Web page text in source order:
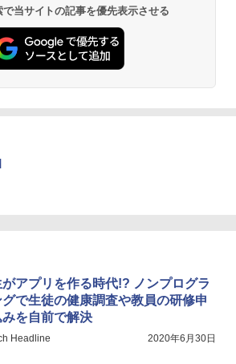
￥2,073
版(KUMON PUBLISHING) くもんの日本
￥2,127
Amazon Fire HD 10 キッズプロ (10イン
チ) ディズニー スティッチ エディション
仮面ライダー 改造人間 限定ケース版
自分の思いを言葉にする こどもアウトプ
ット図鑑 (サンクチュアリ出版)
￥1,650
￥1,980
物理実験モデル楽器電磁気教材を教える
Galtonplatteの物理的な機器
￥849
Fernrohr:実験用キャビネット
当サイトの記事を優先表示させる
がアプリを作る時代!? ノンプログラ
グで生徒の健康調査や教員の研修申
みを自前で解決
Headline 2020年6月30日